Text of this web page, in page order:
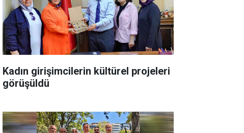
Kadın girişimcilerin kültürel projeleri
görüşüldü